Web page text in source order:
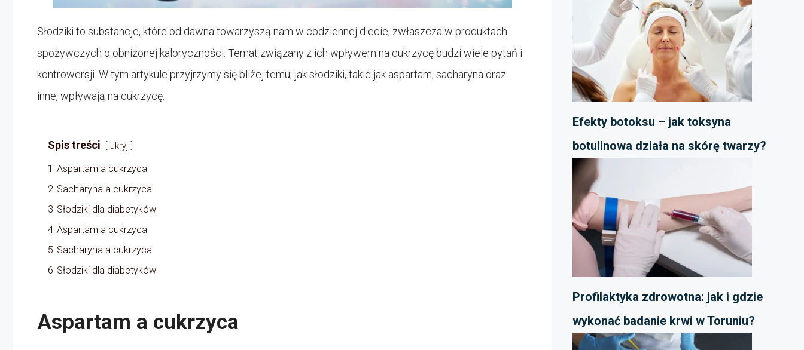
Słodziki to substancje, które od dawna towarzyszą nam w codziennej diecie, zwłaszcza w produktach
spożywczych o obniżonej kaloryczności. Temat związany z ich wpływem na cukrzycę budzi wiele pytań i
kontrowersji. W tym artykule przyjrzymy się bliżej temu, jak słodziki, takie jak aspartam, sacharyna oraz
inne, wpływają na cukrzycę.
Spis treści ukryj
1 Aspartam a cukrzyca
2 Sacharyna a cukrzyca
3 Słodziki dla diabetyków
4 Aspartam a cukrzyca
5 Sacharyna a cukrzyca
6 Słodziki dla diabetyków
Aspartam a cukrzyca
Efekty botoksu – jak toksyna
botulinowa działa na skórę twarzy?
Profilaktyka zdrowotna: jak i gdzie
wykonać badanie krwi w Toruniu?